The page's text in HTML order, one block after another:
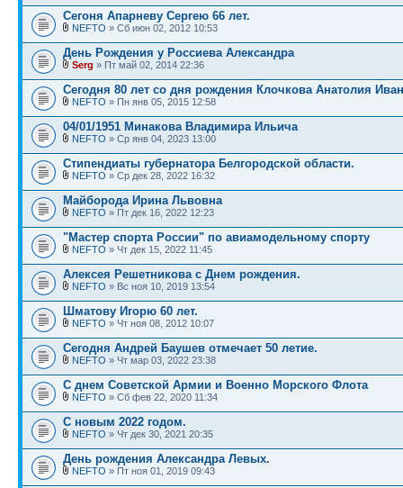
Сегоня Апарневу Сергею 66 лет.
NEFTO » Сб июн 02, 2012 10:53
День Рождения у Россиева Александра
Serg » Пт май 02, 2014 22:36
Сегодня 80 лет со дня рождения Клочкова Анатолия
NEFTO » Пн янв 05, 2015 12:58
04/01/1951 Минакова Владимира Ильича
NEFTO » Ср янв 04, 2023 13:00
Стипендиаты губернатора Белгородской области.
NEFTO » Ср дек 28, 2022 16:32
Майборода Ирина Львовна
NEFTO » Пт дек 16, 2022 12:23
"Мастер спорта России" по авиамодельному спорту
NEFTO » Чт дек 15, 2022 11:45
Алексея Решетникова с Днем рождения.
NEFTO » Вс ноя 10, 2019 13:54
Шматову Игорю 60 лет.
NEFTO » Чт ноя 08, 2012 10:07
Сегодня Андрей Баушев отмечает 50 летие.
NEFTO » Чт мар 03, 2022 23:38
С днем Советской Армии и Военно Морского Флота
NEFTO » Сб фев 22, 2020 11:34
С новым 2022 годом.
NEFTO » Чт дек 30, 2021 20:35
День рождения Александра Левых.
NEFTO » Пт ноя 01, 2019 09:43